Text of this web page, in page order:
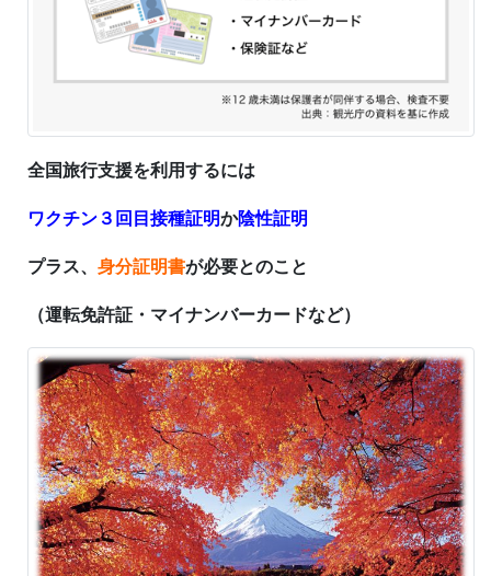
全国旅行支援を利用するには
ワクチン３回目接種証明か陰性証明
プラス、 身分証明書が必要とのこと
（運転免許証・マイナンバーカードなど）